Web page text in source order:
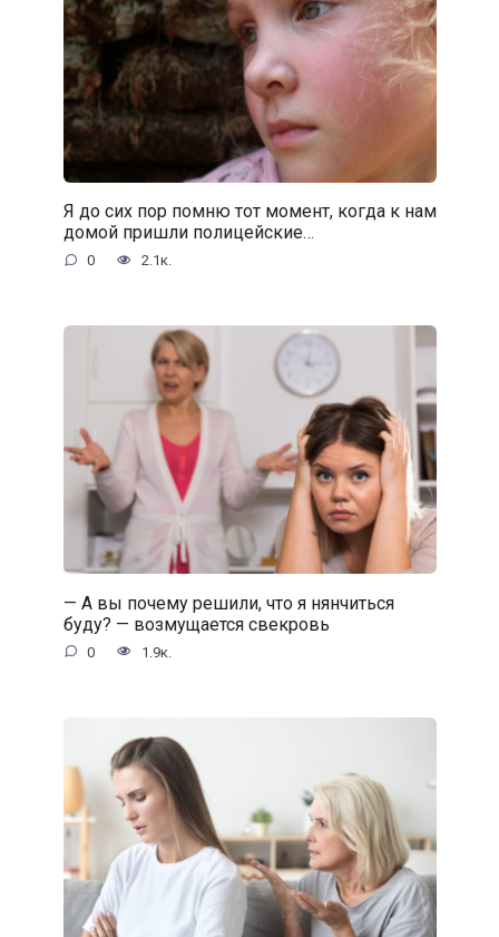
Я до сих пор помню тот момент, когда к нам
домой пришли полицейские…
0 2.1к.
— А вы почему решили, что я нянчиться
буду? — возмущается свекровь
0 1.9к.